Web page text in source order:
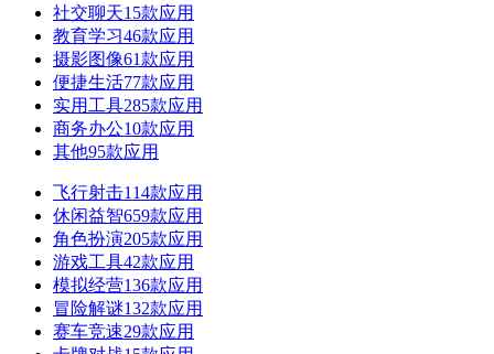
社交聊天15款应用
教育学习46款应用
摄影图像61款应用
便捷生活77款应用
实用工具285款应用
商务办公10款应用
其他95款应用
飞行射击114款应用
休闲益智659款应用
角色扮演205款应用
游戏工具42款应用
模拟经营136款应用
冒险解谜132款应用
赛车竞速29款应用